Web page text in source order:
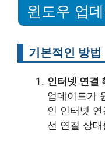
윈도우 업
기본적인 방법
인터넷 연결
업데이트가
인 인터넷
선 연결 상